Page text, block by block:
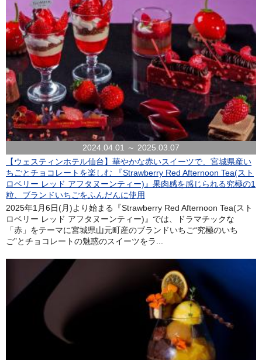
2024.04.01 ～ 2025.03.07
【ウェスティンホテル仙台】華やかな赤いスイーツで、宮城県産い
ちごとチョコレートを楽しむ 『Strawberry Red Afternoon Tea(スト
ロベリー レッド アフタヌーンティー)』果肉感を感じられる究極の1
粒、ブランドいちごをふんだんに使用
2025年1月6日(月)より始まる『Strawberry Red Afternoon Tea(スト
ロベリー レッド アフタヌーンティー)』では、ドラマチックな
「赤」をテーマに宮城県山元町産のブランドいちご“究極のいち
ご”とチョコレートの魅惑のスイーツをラ...